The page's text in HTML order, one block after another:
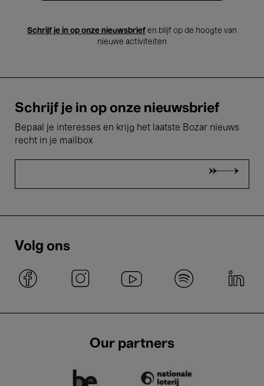
Schrijf je in op onze nieuwsbrief en blijf op de hoogte van
nieuwe activiteiten
Schrijf je in op onze nieuwsbrief
Bepaal je interesses en krijg het laatste Bozar nieuws
recht in je mailbox
Volg ons
Our partners